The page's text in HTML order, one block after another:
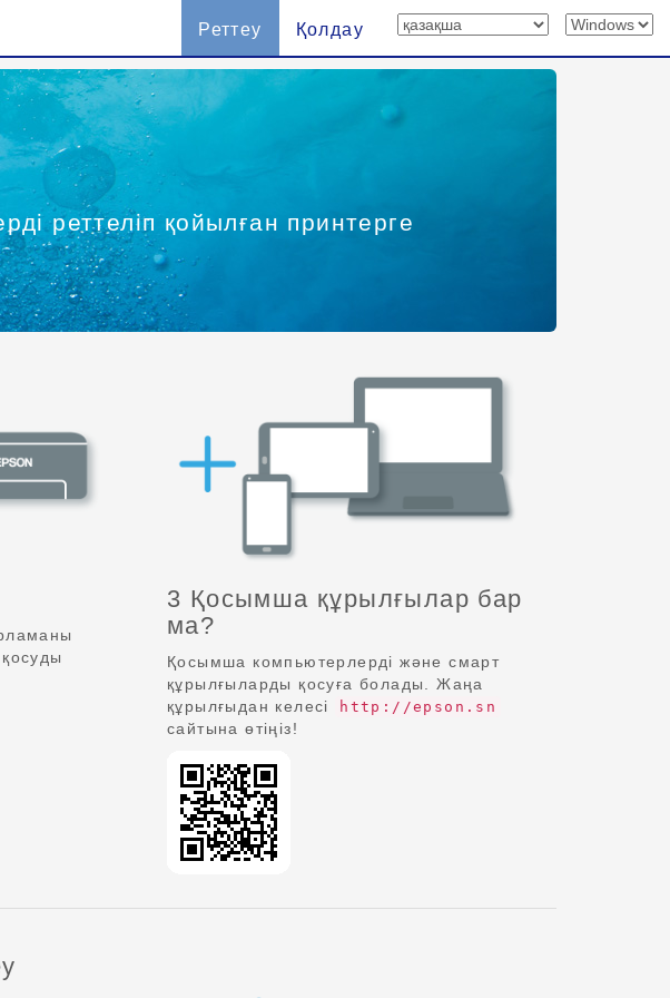
Реттеу Қолдау
реттеліп қойылған принтерге
3 Қосымша құрылғылар бар
ма?
Қосымша компьютерлерді және смарт
құрылғыларды қосуға болады. Жаңа
құрылғыдан келесі
http://epson.sn
сайтына өтіңіз!